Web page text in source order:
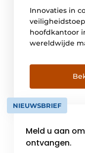
Innovaties in
hoofdkantoor
wereldwijde
voor de
ventilatie- en
Sensoren,
van het
meer […]
NIEUWSBRIEF
Meld u aan
ontvangen.